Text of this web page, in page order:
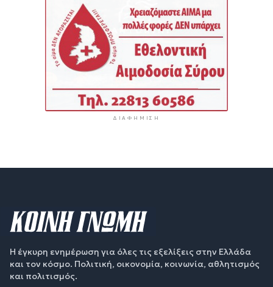
ΔΙΑΦΉΜΙΣΗ
Η έγκυρη ενημέρωση για όλες τις εξελίξεις στην Ελλάδα
και τον κόσμο. Πολιτική, οικονομία, κοινωνία, αθλητισμός
και πολιτισμός.